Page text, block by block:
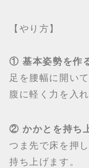
【やり方】
① 基本姿勢を作
足を腰幅に開い
腹に軽く力を入
② かかとを持ち
つま先で床を押
持ち上げます。